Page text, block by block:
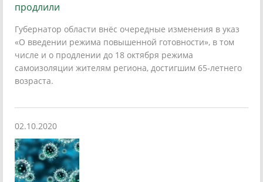
продлили
Губернатор области внёс очередные изменения в указ
«О введении режима повышенной готовности», в том
числе и о продлении до 18 октября режима
самоизоляции жителям региона, достигшим 65-летнего
возраста.
02.10.2020